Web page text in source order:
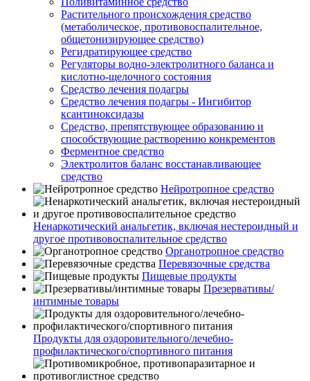
Растительного происхождения средство
(метаболическое, противовоспалительное,
общетонизирующее средство)
Регидратирующее средство
Регуляторы водно-электролитного баланса и
кислотно-щелочного состояния
Средство лечения подагры
Средство лечения подагры - Ингибитор
ксантиноксидазы
Средство, препятствующее образованию и
способствующие растворению конкрементов
Ферментное средство
Электролитов баланс восстанавливающее
средство
Нейротропное средство
Ненаркотический анальгетик, включая нестероидный и
другое противовоспалительное средство
Органотропное средство
Перевязочные средства
Пищевые продукты
Презервативы/
интимные товары
Продукты для оздоровительного/лечебно-
профилактического/спортивного питания